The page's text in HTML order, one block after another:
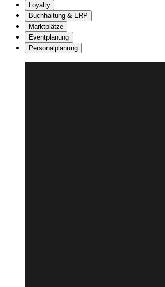
Loyalty
Buchhaltung & ERP
Marktplätze
Eventplanung
Personalplanung